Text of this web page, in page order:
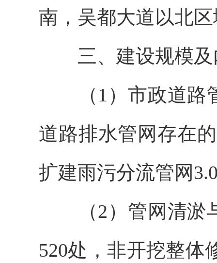
南，吴都大道以北
三、建设规模
（ 1 ）市政道路
道路排水管网存在的
扩建雨污分流管网
（2 ）管网清淤
520处，非开挖整体